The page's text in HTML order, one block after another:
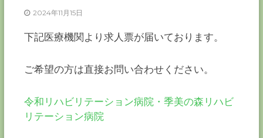
カ
協
会
つ
な
ぐ
2024年11月15日
下記医療機関より求人票が届いております。
ご希望の方は直接お問い合わせください。
令和リハビリテーション病院・季美の森リハビ
リテーション病院